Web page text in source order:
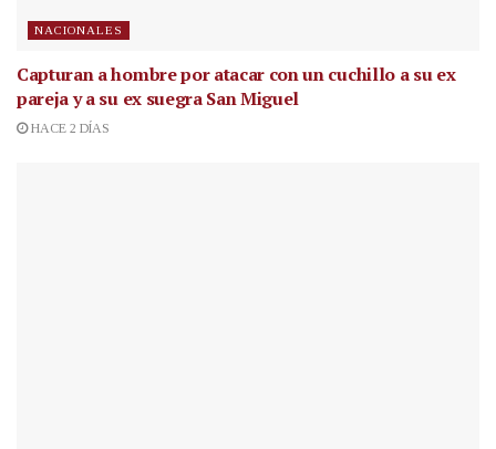
NACIONALES
Capturan a hombre por atacar con un cuchillo a su ex
pareja y a su ex suegra San Miguel
HACE 2 DÍAS